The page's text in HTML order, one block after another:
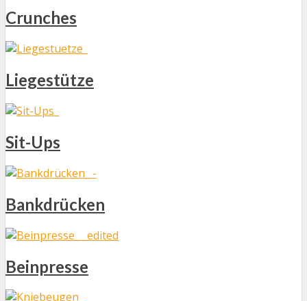
Crunches
Liegestütze
Sit-Ups
Bankdrücken
Beinpresse